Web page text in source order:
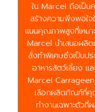
ใน Marcel ถือเป็น
สร้างความพึงพอใจ
แนนคุณภาพสูงที่เหมา
Marcel นำเสนอผลิ
สั่งทำพิเศษซึ่งเป็นปร
อาหารสัตว์เลี้ยง แ
Marcel
เลือกผลิตภัณฑ์ที่คุ
ทำงานเฉพาะตัวที่